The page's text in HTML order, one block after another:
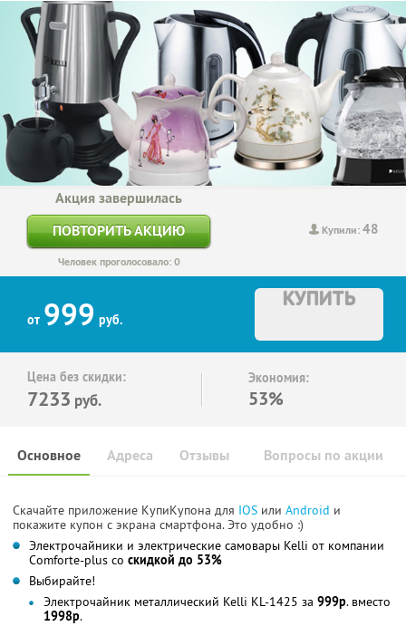
Купили:48
Акция завершилась
ПОВТОРИТЬ АКЦИЮ
Человек проголосовало: 0
от 999 руб.
КУПИТЬ
Цена без скидки:
7233 руб.
Экономия:
53%
Основное Отзывы Вопросы по акции
Адреса
Скачайте приложение КупиКупона для IOS или Android и
покажите купон с экрана смартфона. Это удобно :)
Электрочайники и электрические самовары Kelli от компании
Comforte-plus со скидкой до 53%
Выбирайте!
Электрочайник металлический Kelli KL-1425 за 999р. вместо
1998р.